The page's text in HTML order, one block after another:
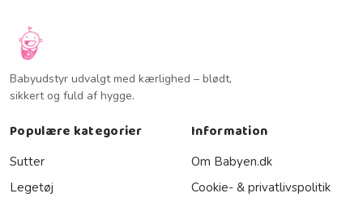
Babyudstyr udvalgt med kærlighed – blødt,
sikkert og fuld af hygge.
Populære kategorier
Sutter
Legetøj
Information
Om Babyen.dk
Cookie- & privatlivspolitik